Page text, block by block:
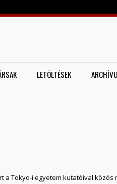
LETÖLTÉSEK
Tokyo-i egyetem kutatóival közös